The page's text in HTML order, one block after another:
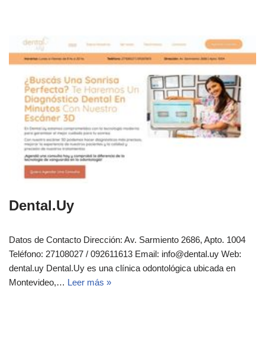
Dental.Uy
Datos de Contacto Dirección: Av. Sarmiento 2686, Apto. 1004
Teléfono: 27108027 / 092611613 Email: info@dental.uy Web:
dental.uy Dental.Uy es una clínica odontológica ubicada en
Montevideo,… Leer más »